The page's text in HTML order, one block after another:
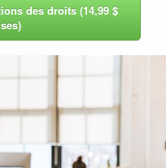
des droits (14,99 $